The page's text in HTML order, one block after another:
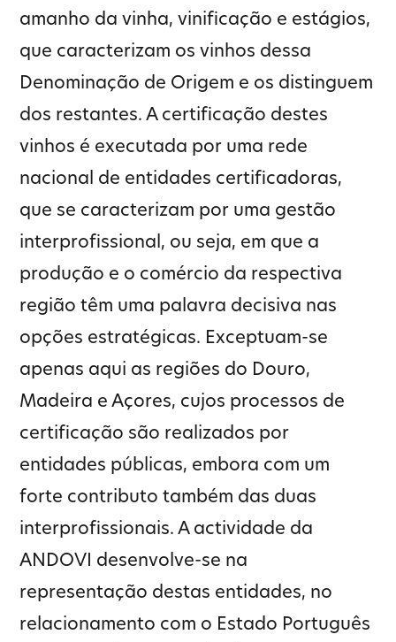
amanho da vinha, vinificação e estágios,
que caracterizam os vinhos dessa
Denominação de Origem e os distinguem
dos restantes. A certificação destes
vinhos é executada por uma rede
nacional de entidades certificadoras,
que se caracterizam por uma gestão
interprofissional, ou seja, em que a
produção e o comércio da respectiva
região têm uma palavra decisiva nas
opções estratégicas. Exceptuam-se
apenas aqui as regiões do Douro,
Madeira e Açores, cujos processos de
certificação são realizados por
entidades públicas, embora com um
forte contributo também das duas
interprofissionais. A actividade da
ANDOVI desenvolve-se na
representação destas entidades, no
relacionamento com o Estado Português